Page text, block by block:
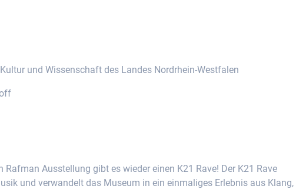
und Wissenschaft des Landes Nordrhein-Westfalen
Ausstellung gibt es wieder einen K21 Rave! Der K21 Rave
und verwandelt das Museum in ein einmaliges Erlebnis aus Klang,